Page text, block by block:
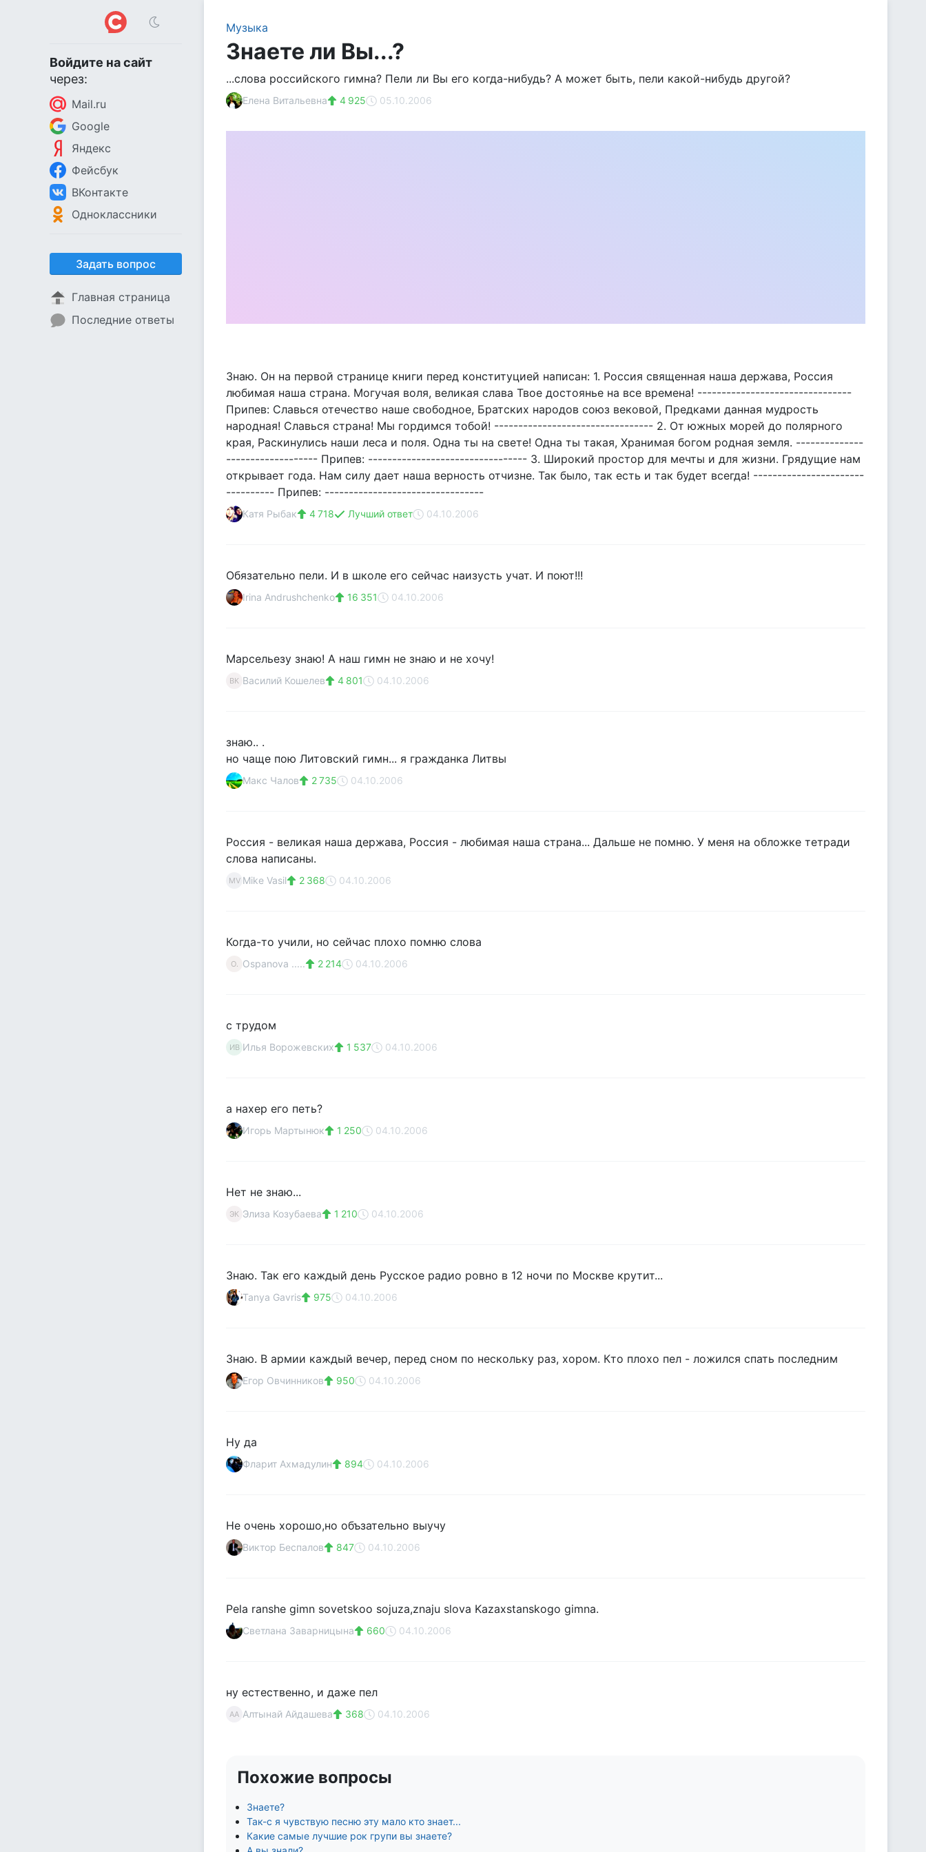
Войдите на сайт
через:
Mail.ru
Google
Яндекс
Фейсбук
ВКонтакте
Одноклассники
Задать вопрос
Главная страница
Последние ответы
Музыка
Знаете ли Вы...?
...слова российского гимна? Пели ли Вы его когда-нибудь? А может быть, пели какой-нибудь другой?
Елена Витальевна 4 925 05.10.2006
Знаю. Он на первой странице книги перед конституцией написан: 1. Россия священная наша держава, Россия
любимая наша страна. Могучая воля, великая слава Твое достоянье на все времена! --------------------------------
Припев: Славься отечество наше свободное, Братских народов союз вековой, Предками данная мудрость
народная! Славься страна! Мы гордимся тобой! --------------------------------- 2. От южных морей до полярного
края, Раскинулись наши леса и поля. Одна ты на свете! Одна ты такая, Хранимая богом родная земля. --------------
------------------- Припев: --------------------------------- 3. Широкий простор для мечты и для жизни. Грядущие нам
открывает года. Нам силу дает наша верность отчизне. Так было, так есть и так будет всегда! -----------------------
---------- Припев: ---------------------------------
Катя Рыбак 4 718 Лучший ответ 04.10.2006
Обязательно пели. И в школе его сейчас наизусть учат. И поют!!!
Irina Andrushchenko 16 351 04.10.2006
Марсельезу знаю! А наш гимн не знаю и не хочу!
ВК Василий Кошелев 4 801 04.10.2006
знаю.. .
но чаще пою Литовский гимн... я гражданка Литвы
Макс Чалов 2 735 04.10.2006
Россия - великая наша держава, Россия - любимая наша страна... Дальше не помню. У меня на обложке тетради
слова написаны.
MV Mike Vasil 2 368 04.10.2006
Когда-то учили, но сейчас плохо помню слова
O. Ospanova ..... 2 214 04.10.2006
с трудом
ИВ Илья Ворожевских 1 537 04.10.2006
а нахер его петь?
Игорь Мартынюк 1 250 04.10.2006
Нет не знаю...
ЭК Элиза Козубаева 1 210 04.10.2006
Знаю. Так его каждый день Русское радио ровно в 12 ночи по Москве крутит...
Tanya Gavris 975 04.10.2006
Знаю. В армии каждый вечер, перед сном по нескольку раз, хором. Кто плохо пел - ложился спать последним
Егор Овчинников 950 04.10.2006
Ну да
Фларит Ахмадулин 894 04.10.2006
Не очень хорошо,но объзательно выучу
Виктор Беспалов 847 04.10.2006
Pela ranshe gimn sovetskoo sojuza,znaju slova Kazaxstanskogo gimna.
Светлана Заварницына 660 04.10.2006
ну естественно, и даже пел
АА Алтынай Айдашева 368 04.10.2006
Похожие вопросы
Знаете?
Так-с я чувствую песню эту мало кто знает...
Какие самые лучшие рок групи вы знаете?